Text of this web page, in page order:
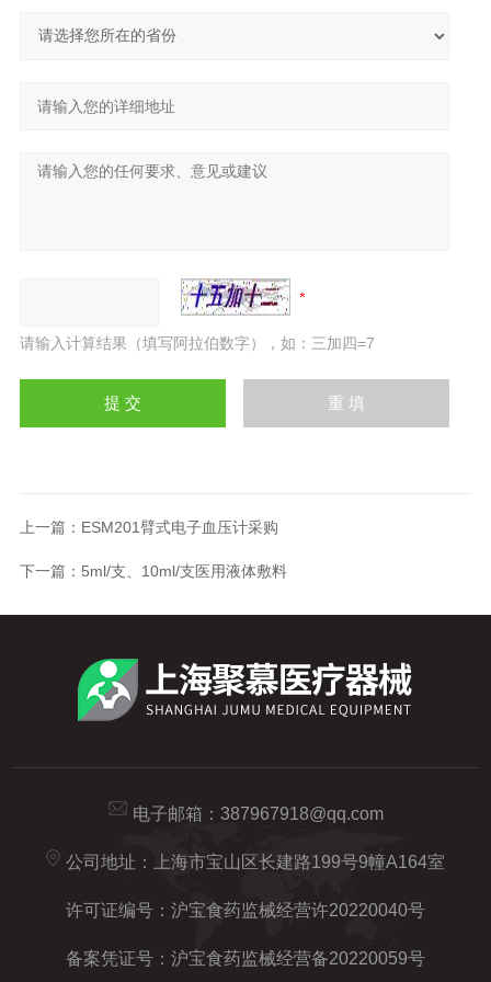
请输入计算结果（填写阿拉伯数字），如：三加四=7
上一篇： ESM201臂式电子血压计采购
下一篇： 5ml/支、10ml/支医用液体敷料
电子邮箱： 387967918@qq.com
公司地址：上海市宝山区长建路199号9幢A164室
许可证编号：沪宝食药监械经营许20220040号
备案凭证号：沪宝食药监械经营备20220059号